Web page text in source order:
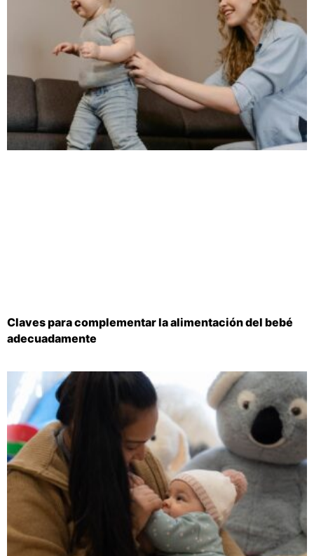
Claves para complementar la alimentación del bebé
adecuadamente